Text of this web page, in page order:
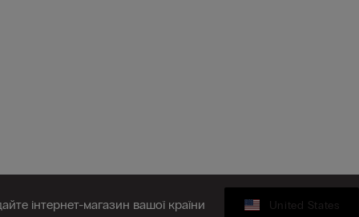
інтернет-магазин вашої країни United States